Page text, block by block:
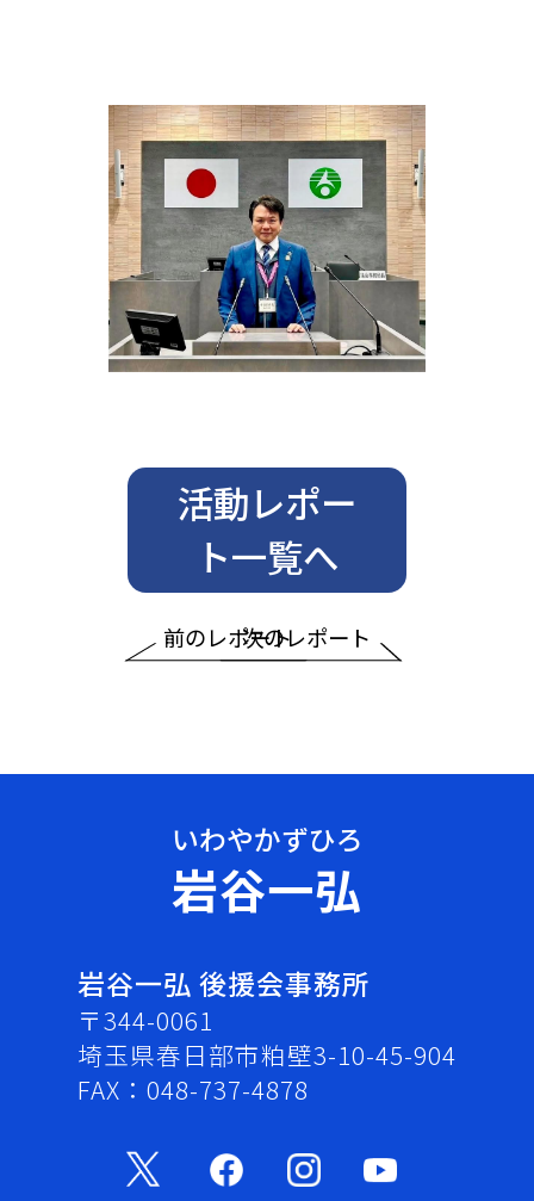
前のレポート
活動レポー
ト一覧へ
次のレポート
岩谷一弘
岩谷一弘 後援会事務所
〒344-0061
埼玉県春日部市粕壁3-10-45-904
FAX：048-737-4878